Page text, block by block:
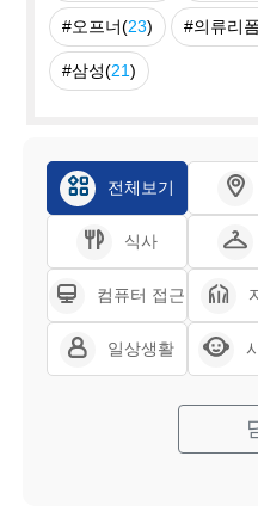
#오프너(23) #의류리
#삼성(21)
전체보기
식사
컴퓨터 접근
일상생활